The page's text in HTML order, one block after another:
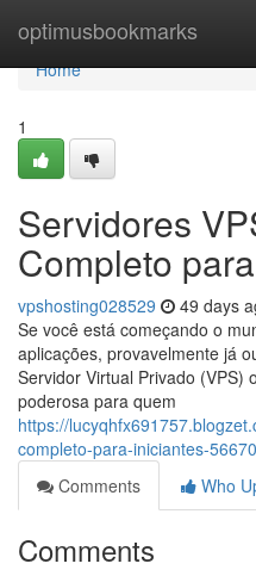
optimusbookmarks
Home
Home
1
Servidores
Completo
vpshosting028529 49 days
Se você está começando o
aplicações, provavelmente já
Servidor Virtual Privado (VPS)
poderosa para quem
https://
completo-para-iniciantes-
Comments
Who
Comments